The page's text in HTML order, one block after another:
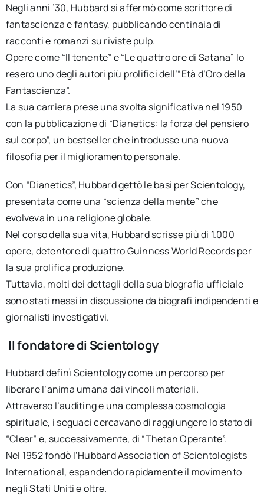
Negli anni ’30, Hubbard si affermò come scrittore di
fantascienza e fantasy, pubblicando centinaia di
racconti e romanzi su riviste pulp.
Opere come “Il tenente” e “Le quattro ore di Satana” lo
resero uno degli autori più prolifici dell’“Età d’Oro della
Fantascienza”.
La sua carriera prese una svolta significativa nel 1950
con la pubblicazione di “Dianetics: la forza del pensiero
sul corpo”, un bestseller che introdusse una nuova
filosofia per il miglioramento personale.
Con “Dianetics”, Hubbard gettò le basi per Scientology,
presentata come una “scienza della mente” che
evolveva in una religione globale.
Nel corso della sua vita, Hubbard scrisse più di 1.000
opere, detentore di quattro Guinness World Records per
la sua prolifica produzione.
Tuttavia, molti dei dettagli della sua biografia ufficiale
sono stati messi in discussione da biografi indipendenti e
giornalisti investigativi.
Il fondatore di Scientology
Hubbard definì Scientology come un percorso per
liberare l’anima umana dai vincoli materiali.
Attraverso l’auditing e una complessa cosmologia
spirituale, i seguaci cercavano di raggiungere lo stato di
“Clear” e, successivamente, di “Thetan Operante”.
Nel 1952 fondò l’Hubbard Association of Scientologists
International, espandendo rapidamente il movimento
negli Stati Uniti e oltre.